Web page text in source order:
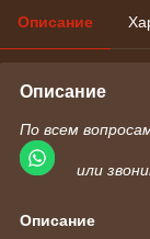
Описание
Описание
По всем
или
Описание